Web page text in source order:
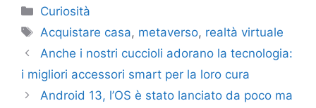
Categorie
Curiosità
Tag
Acquistare casa, metaverso, realtà virtuale
Anche i nostri cuccioli adorano la tecnologia:
i migliori accessori smart per la loro cura
Android 13, l’OS è stato lanciato da poco ma